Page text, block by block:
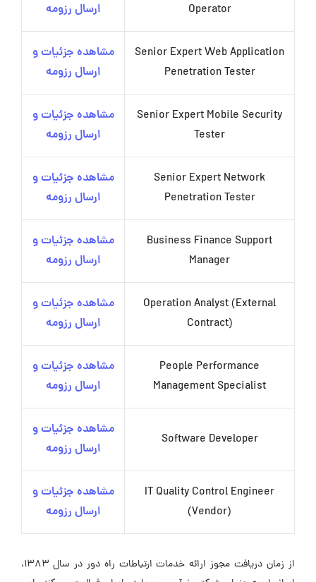
Operator
ارسال رزومه
Senior Expert Web Application
Penetration Tester
مشاهده جزئیات و
ارسال رزومه
Senior Expert Mobile Security
Tester
مشاهده جزئیات و
ارسال رزومه
Senior Expert Network
Penetration Tester
مشاهده جزئیات و
ارسال رزومه
Business Finance Support
Manager
مشاهده جزئیات و
ارسال رزومه
Operation Analyst (External
Contract)
مشاهده جزئیات و
ارسال رزومه
People Performance
Management Specialist
مشاهده جزئیات و
ارسال رزومه
Software Developer
مشاهده جزئیات و
ارسال رزومه
IT Quality Control Engineer
(Vendor)
مشاهده جزئیات و
ارسال رزومه
از زمان دریافت مجوز ارائه خدمات ارتباطات راه دور در سال ۱۳۸۳،